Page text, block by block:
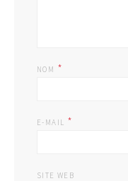
NOM *
E-MAIL *
SITE WEB